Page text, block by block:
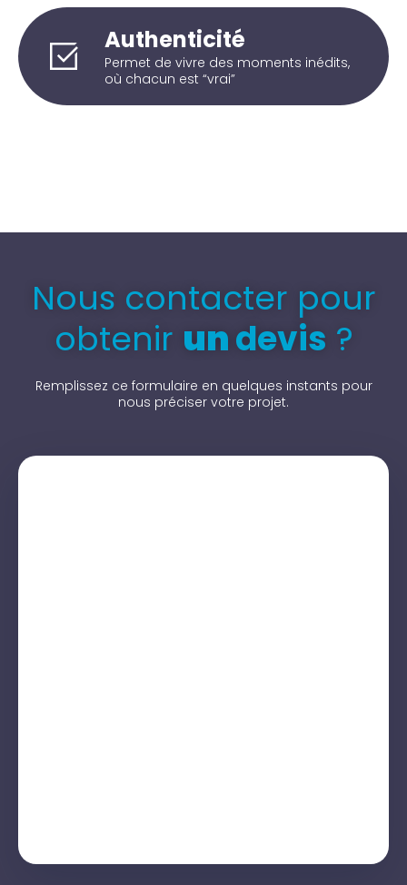
Authenticité
Permet de vivre des moments inédits,
où chacun est “vrai”
Nous contacter pour
obtenir undevis ?
Remplissez ce formulaire en quelques instants pour
nous préciser votre projet.